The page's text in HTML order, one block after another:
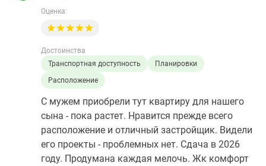
Оценка:
Достоинства
Транспортная доступность
Планировки
Расположение
С мужем приобрели тут квартиру для нашего
сына - пока растет. Нравится прежде всего
расположение и отличный застройщик. Видели
его проекты - проблемных нет. Сдача в 2026
году. Продумана каждая мелочь. Жк комфорт